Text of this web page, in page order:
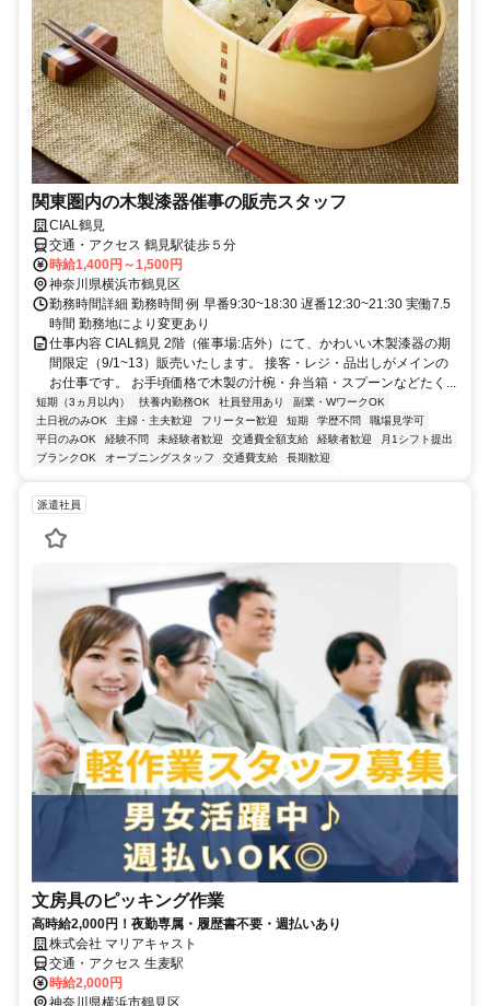
関東圏内の木製漆器催事の販売スタッフ
CIAL鶴見
交通・アクセス 鶴見駅徒歩５分
時給1,400円～1,500円
神奈川県横浜市鶴見区
勤務時間詳細 勤務時間 例 早番9:30~18:30 遅番12:30~21:30 実働7.5
時間 勤務地により変更あり
仕事内容 CIAL鶴見 2階（催事場:店外）にて、かわいい木製漆器の期
間限定（9/1~13）販売いたします。 接客・レジ・品出しがメインの
お仕事です。 お手頃価格で木製の汁椀・弁当箱・スプーンなどたく...
短期（3ヵ月以内） 扶養内勤務OK 社員登用あり
副業・WワークOK
土日祝のみOK
主婦・主夫歓迎 フリーター歓迎 短期 学歴不問
職場見学可
平日のみOK
経験不問 未経験者歓迎 交通費全額支給 経験者歓迎
月1シフト提出
ブランクOK
オープニングスタッフ 交通費支給 長期歓迎
派遣社員
文房具のピッキング作業
高時給2,000円！夜勤専属・履歴書不要・週払いあり
株式会社 マリアキャスト
交通・アクセス 生麦駅
時給2,000円
神奈川県横浜市鶴見区